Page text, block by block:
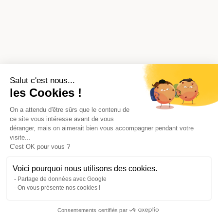
Salut c'est nous...
les Cookies !
On a attendu d'être sûrs que le contenu de
ce site vous intéresse avant de vous
déranger, mais on aimerait bien vous accompagner pendant votre
visite...
C'est OK pour vous ?
Voici pourquoi nous utilisons des cookies.
Partage de données avec Google
On vous présente nos cookies !
Consentements certifiés par